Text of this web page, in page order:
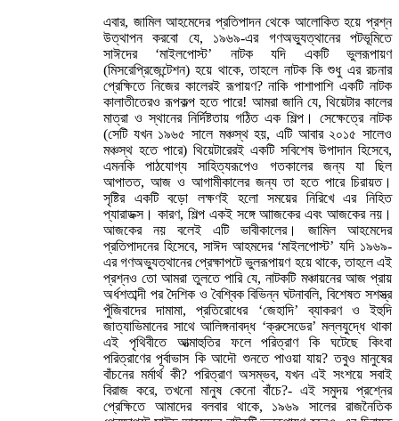
এবার, জামিল আহমেদের প্রতিপাদন থেকে আলোকিত হয়ে প্রশ্ন
উত্থাপন করবো যে, ১৯৬৯-এর গণঅভ্যুত্থানের পটভূমিতে
সাঈদের ‘মাইলপোস্ট’ নাটক যদি একটি ভুলরূপায়ণ
(মিসরেপ্রিজেন্টেশন) হয়ে থাকে, তাহলে নাটক কি শুধু এর রচনার
প্রেক্ষিতে নিজের কালেরই রূপায়ণ? নাকি পাশাপাশি একটি নাটক
কালাতীতেরও রূপকল্প হতে পারে! আমরা জানি যে, থিয়েটার কালের
মাত্রা ও স্থানের নির্দিষ্টতায় গঠিত এক শিল্প। সেক্ষেত্রে নাটক
(সেটি যখন ১৯৬৫ সালে মঞ্চস্থ হয়, এটি আবার ২০১৫ সালেও
মঞ্চস্থ হতে পারে) থিয়েটারেরই একটি সবিশেষ উপাদান হিসেবে,
এমনকি পাঠযোগ্য সাহিত্যরূপেও গতকালের জন্য যা ছিল
আপাতত, আজ ও আগামীকালের জন্য তা হতে পারে চিরায়ত।
সৃষ্টির একটি বড়ো লক্ষণই হলো সময়ের নিরিখে এর নিহিত
প্যারাডক্স। কারণ, শিল্প একই সঙ্গে আাজকের এবং আজকের নয়।
আজকের নয় বলেই এটি ভাবীকালের। জামিল আহমেদের
প্রতিপাদনের হিসেবে, সাঈদ আহমদের ‘মাইলপোস্ট’ যদি ১৯৬৯-
এর গণঅভ্যুত্থানের প্রেক্ষাপটে ভুলরূপায়ণ হয়ে থাকে, তাহলে এই
প্রশ্নও তো আমরা তুলতে পারি যে, নাটকটি মঞ্চায়নের আজ প্রায়
অর্ধশতাব্দী পর দৈশিক ও বৈশ্বিক বিভিন্ন ঘটনাবলি, বিশেষত সশস্ত্র
পুঁজিবাদের দামামা, প্রতিরোধের ‘জেহাদি’ ব্যাকরণ ও ইহুদি
জাত্যাভিমানের সাথে আলিঙ্গনাবদ্ধ ‘ক্রুসেডের’ মল্লযুদ্ধে থাকা
এই পৃথিবীতে আত্মাহুতির ফলে পরিত্রাণ কি ঘটেছে কিংবা
পরিত্রাণের পূর্বাভাস কি আদৌ শুনতে পাওয়া যায়? তবুও মানুষের
বাঁচনের মর্মার্থ কী? পরিত্রাণ অসম্ভব, যখন এই সংশয়ে সবাই
বিরাজ করে, তখনো মানুষ কেনো বাঁচে?- এই সমুদয় প্রশ্নের
প্রেক্ষিতে আমাদের বলবার থাকে, ১৯৬৯ সালের রাজনৈতিক